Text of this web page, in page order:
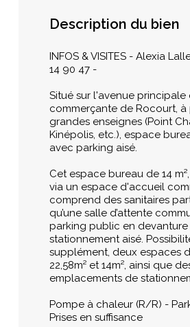
Description du bien
INFOS & VISITES - Alexia
14 90 47 -
Situé sur l'avenue principale
commerçante de Rocourt,
grandes enseignes (Point
Kinépolis, etc.), espace
avec parking aisé.
Cet espace bureau de 14
via un espace d'accueil
comprend des sanitaires
qu’une salle d’attente
parking public en devanture
stationnement aisé.
supplément, deux espaces
22,58m² et 14m², ainsi que
emplacements de
Pompe à chaleur (R/R) -
Prises en suffisance